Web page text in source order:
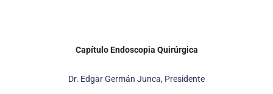
Capítulo Endoscopia Quirúrgica
Dr. Edgar Germán Junca, Presidente